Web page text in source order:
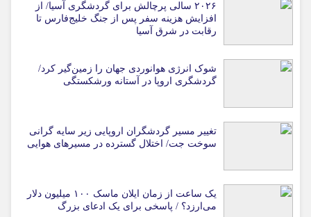
۲۰۲۶ سالی پرچالش برای گردشگری آسیا/ از
افزایش هزینه سفر پس از جنگ خلیج‌فارس تا
رقابت در شرق آسیا
شوک انرژی هوانوردی جهان را زمین‌گیر کرد/
گردشگری اروپا در آستانه ورشکستگی
تغییر مسیر گردشگران اروپایی زیر سایه گرانی
سوخت جت/ اختلال گسترده در مسیرهای هوایی
یک ساعت از زمان ایلان ماسک ۱۰۰ میلیون دلار
می‌ارزد؟ / پاسخی برای یک ادعای بزرگ